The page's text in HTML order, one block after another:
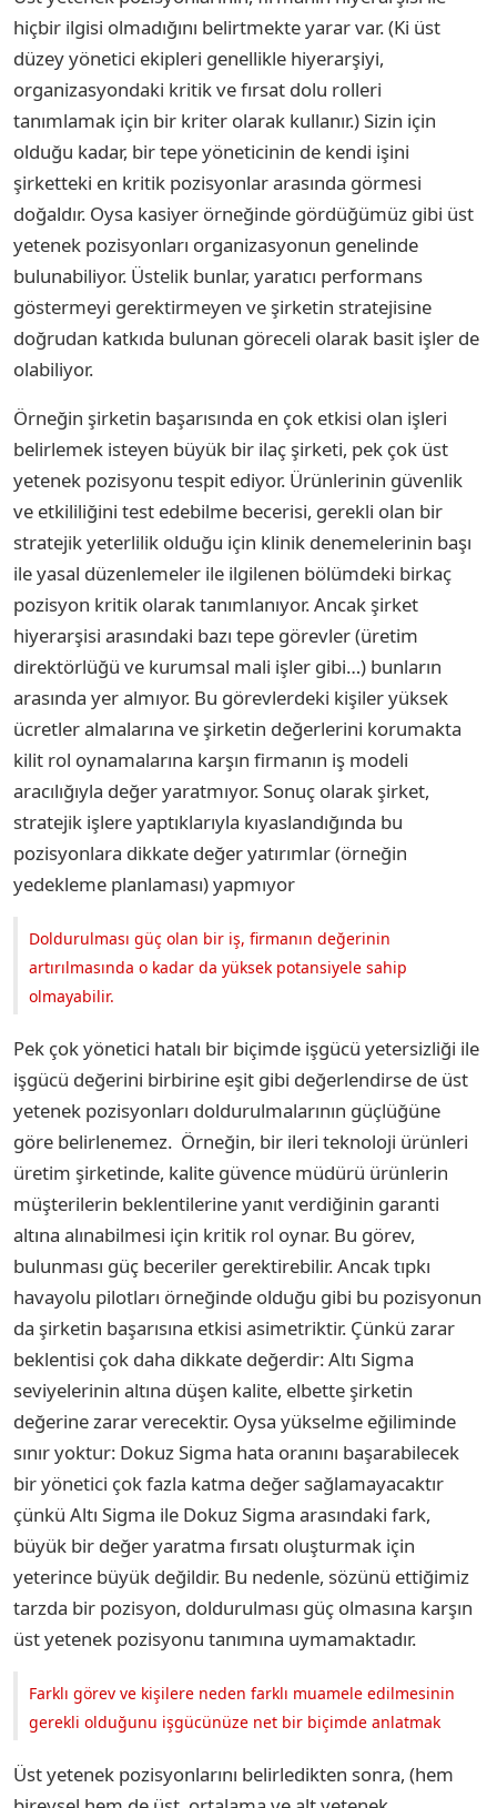
hiçbir ilgisi olmadığını belirtmekte yarar var. (Ki üst
düzey yönetici ekipleri genellikle hiyerarşiyi,
organizasyondaki kritik ve fırsat dolu rolleri
tanımlamak için bir kriter olarak kullanır.) Sizin için
olduğu kadar, bir tepe yöneticinin de kendi işini
şirketteki en kritik pozisyonlar arasında görmesi
doğaldır. Oysa kasiyer örneğinde gördüğümüz gibi üst
yetenek pozisyonları organizasyonun genelinde
bulunabiliyor. Üstelik bunlar, yaratıcı performans
göstermeyi gerektirmeyen ve şirketin stratejisine
doğrudan katkıda bulunan göreceli olarak basit işler de
olabiliyor.
Örneğin şirketin başarısında en çok etkisi olan işleri
belirlemek isteyen büyük bir ilaç şirketi, pek çok üst
yetenek pozisyonu tespit ediyor. Ürünlerinin güvenlik
ve etkililiğini test edebilme becerisi, gerekli olan bir
stratejik yeterlilik olduğu için klinik denemelerinin başı
ile yasal düzenlemeler ile ilgilenen bölümdeki birkaç
pozisyon kritik olarak tanımlanıyor. Ancak şirket
hiyerarşisi arasındaki bazı tepe görevler (üretim
direktörlüğü ve kurumsal mali işler gibi…) bunların
arasında yer almıyor. Bu görevlerdeki kişiler yüksek
ücretler almalarına ve şirketin değerlerini korumakta
kilit rol oynamalarına karşın firmanın iş modeli
aracılığıyla değer yaratmıyor. Sonuç olarak şirket,
stratejik işlere yaptıklarıyla kıyaslandığında bu
pozisyonlara dikkate değer yatırımlar (örneğin
yedekleme planlaması) yapmıyor
Doldurulması güç olan bir iş, firmanın değerinin
artırılmasında o kadar da yüksek potansiyele sahip
olmayabilir.
Pek çok yönetici hatalı bir biçimde işgücü yetersizliği ile
işgücü değerini birbirine eşit gibi değerlendirse de üst
yetenek pozisyonları doldurulmalarının güçlüğüne
göre belirlenemez. Örneğin, bir ileri teknoloji ürünleri
üretim şirketinde, kalite güvence müdürü ürünlerin
müşterilerin beklentilerine yanıt verdiğinin garanti
altına alınabilmesi için kritik rol oynar. Bu görev,
bulunması güç beceriler gerektirebilir. Ancak tıpkı
havayolu pilotları örneğinde olduğu gibi bu pozisyonun
da şirketin başarısına etkisi asimetriktir. Çünkü zarar
beklentisi çok daha dikkate değerdir: Altı Sigma
seviyelerinin altına düşen kalite, elbette şirketin
değerine zarar verecektir. Oysa yükselme eğiliminde
sınır yoktur: Dokuz Sigma hata oranını başarabilecek
bir yönetici çok fazla katma değer sağlamayacaktır
çünkü Altı Sigma ile Dokuz Sigma arasındaki fark,
büyük bir değer yaratma fırsatı oluşturmak için
yeterince büyük değildir. Bu nedenle, sözünü ettiğimiz
tarzda bir pozisyon, doldurulması güç olmasına karşın
üst yetenek pozisyonu tanımına uymamaktadır.
Farklı görev ve kişilere neden farklı muamele edilmesinin
gerekli olduğunu işgücünüze net bir biçimde anlatmak
Üst yetenek pozisyonlarını belirledikten sonra, (hem